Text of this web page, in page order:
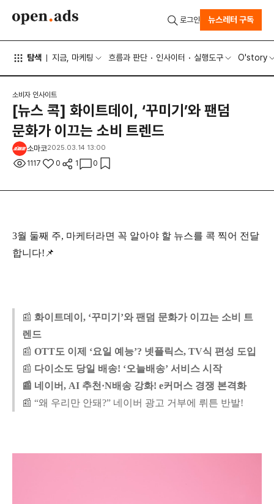
탐색 지금, 마케팅 흐름과 판단 인사이터 실행도구 O'story
로그인 뉴스레터 구독
소비자 인사이트
[뉴스 콕] 화이트데이, ‘꾸미기’와 팬덤
문화가 이끄는 소비 트렌드
소마코2025.03.14 13:00
1117 0 1 0
3월 둘째 주, 마케터라면 꼭 알아야 할 뉴스를 콕 찍어 전달
합니다!📌
📰 화이트데이, ‘꾸미기’와 팬덤 문화가 이끄는 소비 트
렌드
📰 OTT도 이제 ‘요일 예능’? 넷플릭스, TV식 편성 도입
📰 다이소도 당일 배송! ‘오늘배송’ 서비스 시작
📰 네이버, AI 추천·N배송 강화! e커머스 경쟁 본격화
📰 “왜 우리만 안돼?” 네이버 광고 거부에 뤼튼 반발!